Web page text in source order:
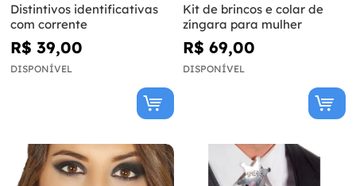
Distintivos identificativas
com corrente
R$ 39,00
DISPONÍVEL
Kit de brincos e colar de
zíngara para mulher
R$ 69,00
DISPONÍVEL